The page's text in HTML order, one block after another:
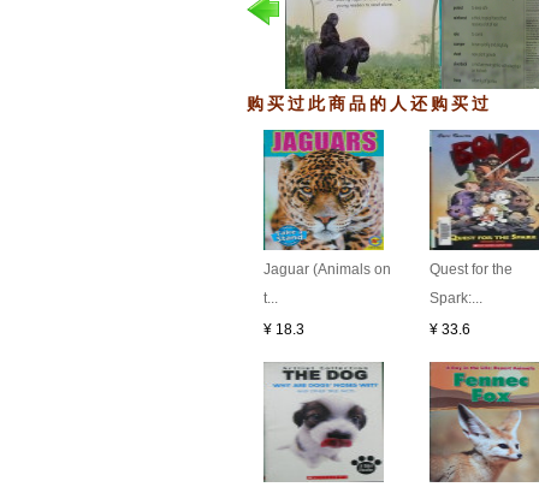
购买过此商品的人还购买过
Jaguar (Animals on
t...
¥ 18.3
Quest for the
Spark:...
¥ 33.6